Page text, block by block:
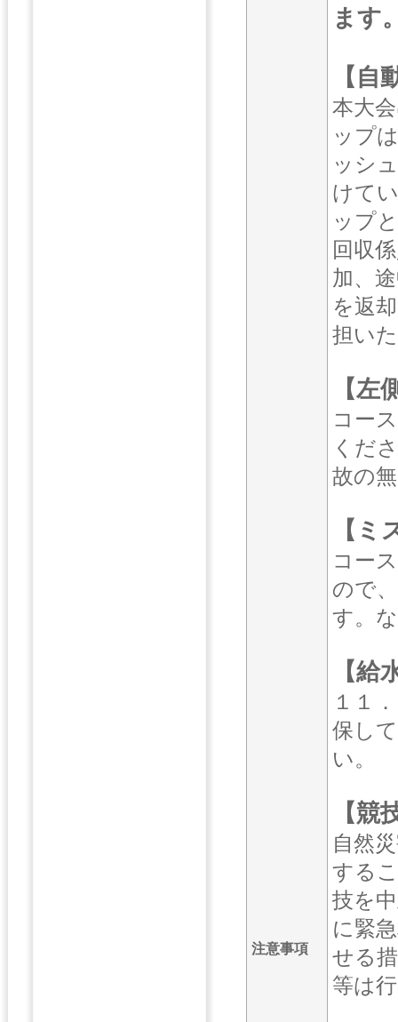
注意事項
ます
【自
本大
ップ
ッシ
けて
ップ
回収
加、
を返
担い
【左
コー
くだ
故の
【ミ
コー
ので
す。
【給
１１
保し
い。
【競
自然
する
技を
に緊
せる
等は